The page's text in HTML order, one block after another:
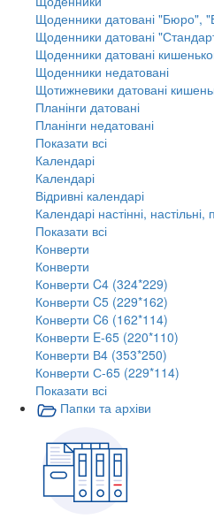
Щоденники датовані "Бюро",
Щоденники датовані
Щоденники датовані
Щоденники недатовані
Щотижневики датовані
Планінги датовані
Планінги недатовані
Показати всі
Календарі
Календарі
Відривні календарі
Календарі настінні, настільні,
Показати всі
Конверти
Конверти
Конверти C4 (324*229)
Конверти C5 (229*162)
Конверти C6 (162*114)
Конверти E-65 (220*110)
Конверти В4 (353*250)
Конверти С-65 (229*114)
Показати всі
Папки та архіви